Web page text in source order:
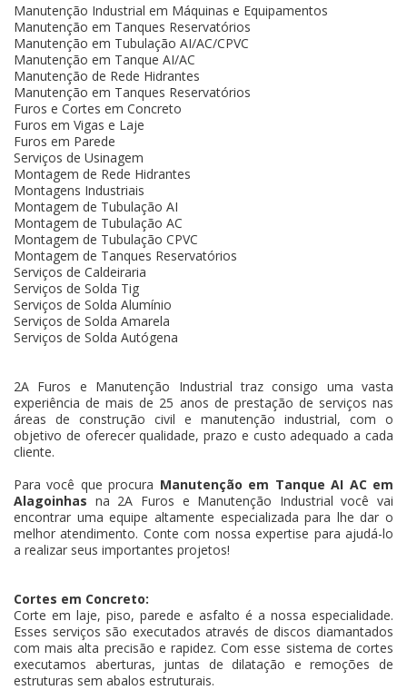
Manutenção Industrial em Máquinas e Equipamentos
Manutenção em Tanques Reservatórios
Manutenção em Tubulação AI/AC/CPVC
Manutenção em Tanque AI/AC
Manutenção de Rede Hidrantes
Manutenção em Tanques Reservatórios
Furos e Cortes em Concreto
Furos em Vigas e Laje
Furos em Parede
Serviços de Usinagem
Montagem de Rede Hidrantes
Montagens Industriais
Montagem de Tubulação AI
Montagem de Tubulação AC
Montagem de Tubulação CPVC
Montagem de Tanques Reservatórios
Serviços de Caldeiraria
Serviços de Solda Tig
Serviços de Solda Alumínio
Serviços de Solda Amarela
Serviços de Solda Autógena
2A Furos e Manutenção Industrial traz consigo uma vasta
experiência de mais de 25 anos de prestação de serviços nas
áreas de construção civil e manutenção industrial, com o
objetivo de oferecer qualidade, prazo e custo adequado a cada
cliente.
Para você que procura Manutenção em Tanque AI AC em
Alagoinhas na 2A Furos e Manutenção Industrial você vai
encontrar uma equipe altamente especializada para lhe dar o
melhor atendimento. Conte com nossa expertise para ajudá-lo
a realizar seus importantes projetos!
Cortes em Concreto:
Corte em laje, piso, parede e asfalto é a nossa especialidade.
Esses serviços são executados através de discos diamantados
com mais alta precisão e rapidez. Com esse sistema de cortes
executamos aberturas, juntas de dilatação e remoções de
estruturas sem abalos estruturais.